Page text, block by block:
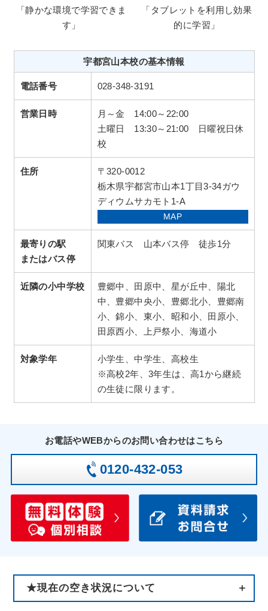
「静かな環境で学習できま
す」
「タブレットを利用し効果
的に学習」
宇都宮山本校の基本情報
電話番号 028-348-3191
営業日時
月～金 14:00～22:00
土曜日 13:30～21:00 日曜祝日休
校
住所
〒320-0012
栃木県宇都宮市山本1丁目3-34ガウ
ディウムサカモト1-A
MAP
最寄りの駅
またはバス停
関東バス 山本バス停 徒歩1分
近隣の小中学校
豊郷中、田原中、星が丘中、陽北
中、豊郷中央小、豊郷北小、豊郷南
小、錦小、東小、昭和小、田原小、
田原西小、上戸祭小、海道小
対象学年
小学生、中学生、高校生
※高校2年、3年生は、高1から継続
の生徒に限ります。
お電話やWEBからのお問い合わせはこちら
0120-432-053
★現在の空き状況について